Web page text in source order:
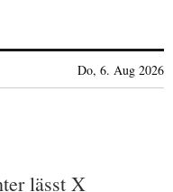
Do, 6. Aug 2026
lässt X